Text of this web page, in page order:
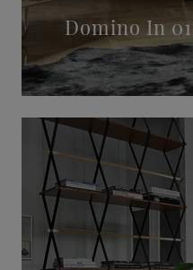
Domino In 01